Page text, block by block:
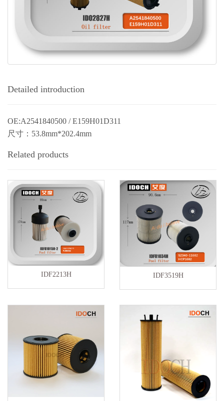
Detailed introduction
OE:A2541840500 / E159H01D311
尺寸：53.8mm*202.4mm
Related products
IDF2213H IDF3519H